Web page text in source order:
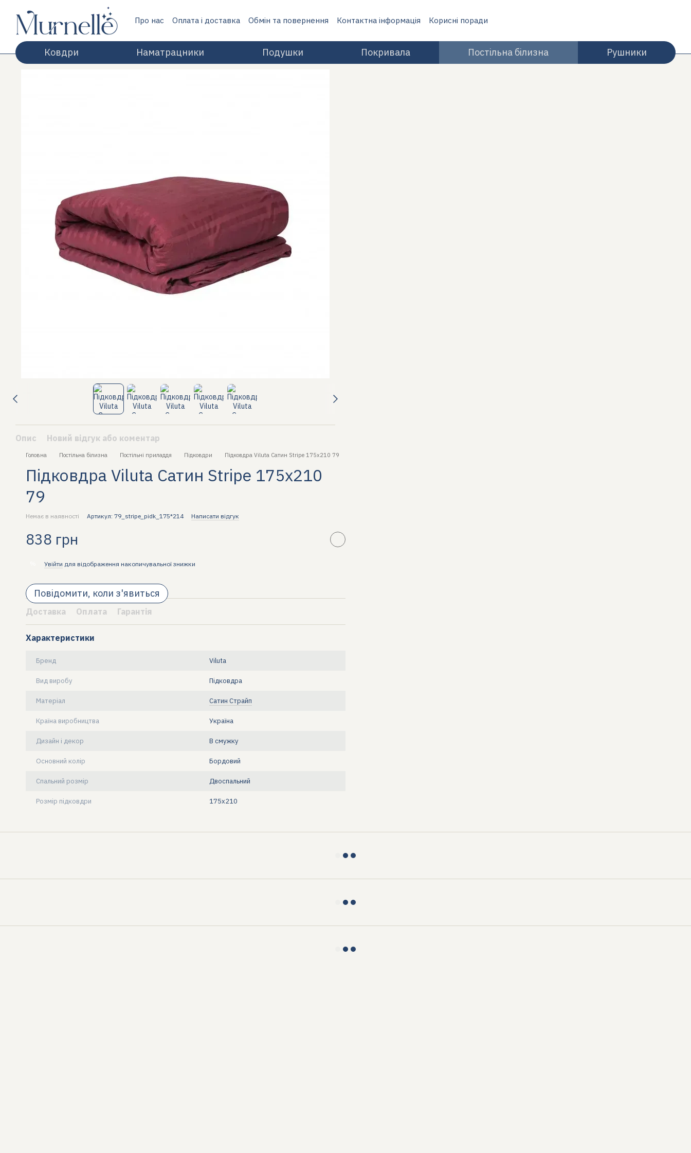
Перейти до основного контенту
Про нас Оплата і доставка Обмін та повернення Контактна інформація
Корисні поради
Ковдри Наматрацники Подушки Покривала Постільна білизна Рушники
Опис Новий відгук або коментар
Головна Постільна білизна Постільні приладдя Підковдри Підковдра Viluta Сатин Stripe 175х210 79
Підковдра Viluta Сатин Stripe 175х210
79
Немає в наявності Артикул: 79_stripe_pidk_175*214 Написати відгук
838 грн
Увійти для відображення накопичувальної знижки
Повідомити, коли з'явиться
Доставка Оплата Гарантія
Характеристики
Бренд Viluta
Вид виробу Підковдра
Матеріал Сатин Страйп
Країна виробництва Україна
Дизайн і декор В смужку
Основний колір Бордовий
Спальний розмір Двоспальний
Розмір підковдри 175x210